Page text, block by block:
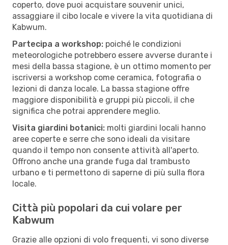
coperto, dove puoi acquistare souvenir unici,
assaggiare il cibo locale e vivere la vita quotidiana di
Kabwum.
Partecipa a workshop: poiché le condizioni
meteorologiche potrebbero essere avverse durante i
mesi della bassa stagione, è un ottimo momento per
iscriversi a workshop come ceramica, fotografia o
lezioni di danza locale. La bassa stagione offre
maggiore disponibilità e gruppi più piccoli, il che
significa che potrai apprendere meglio.
Visita giardini botanici: molti giardini locali hanno
aree coperte e serre che sono ideali da visitare
quando il tempo non consente attività all'aperto.
Offrono anche una grande fuga dal trambusto
urbano e ti permettono di saperne di più sulla flora
locale.
Città più popolari da cui volare per
Kabwum
Grazie alle opzioni di volo frequenti, vi sono diverse